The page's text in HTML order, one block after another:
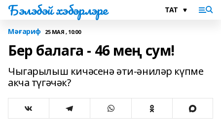
Бэлэбэй хэбэрлэре
Мәғариф 25 МАЯ , 10:00
Бер балага - 46 мең сум!
Чыгарылыш кичәсенә әти-әниләр күпме
акча түгәчәк?